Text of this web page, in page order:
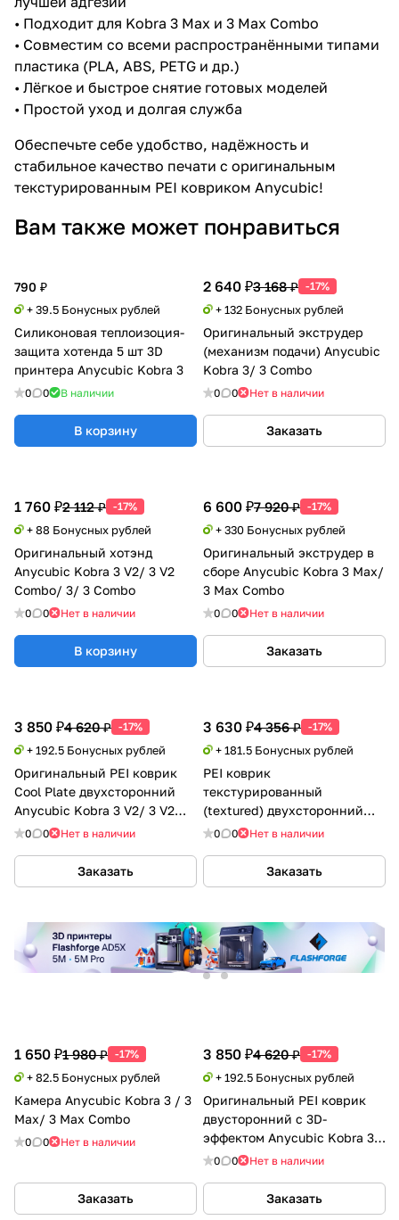
• Подходит для Kobra 3 Max и 3 Max Combo
• Совместим со всеми распространёнными типами
пластика (PLA, ABS, PETG и др.)
• Лёгкое и быстрое снятие готовых моделей
• Простой уход и долгая служба
Обеспечьте себе удобство, надёжность и
стабильное качество печати с оригинальным
текстурированным PEI ковриком Anycubic!
Вам также может понравиться
790 ₽
+ 39.5 Бонусных рублей
Силиконовая теплоизоция-
защита хотенда 5 шт 3D
принтера Anycubic Kobra 3
0 0 В наличии
В корзину
2 640 ₽3 168 ₽ -17%
+ 132 Бонусных рублей
Оригинальный экструдер
(механизм подачи) Anycubic
Kobra 3/ 3 Combo
0 0 Нет в наличии
Заказать
6 600 ₽7 920 ₽ -17%
+ 330 Бонусных рублей
Оригинальный экструдер в
сборе Anycubic Kobra 3 Max/
3 Max Combo
0 0 Нет в наличии
Заказать
3 850 ₽4 620 ₽ -17%
+ 192.5 Бонусных рублей
Оригинальный PEI коврик
Cool Plate двухсторонний
Anycubic Kobra 3 V2/ 3 V2
Combo/ Kobra 3/ 3 Combo
0 0 Нет в наличии
Заказать
3 630 ₽4 356 ₽ -17%
+ 181.5 Бонусных рублей
PEI коврик
текстурированный
(textured) двухсторонний
Anycubic Kobra 3 V2/ 3 V2
0 0 Нет в наличии
Заказать
1 650 ₽1 980 ₽ -17%
+ 82.5 Бонусных рублей
Камера Anycubic Kobra 3 / 3
Max/ 3 Max Combo
0 0 Нет в наличии
Заказать
3 850 ₽4 620 ₽ -17%
+ 192.5 Бонусных рублей
Оригинальный PEI коврик
двусторонний с 3D-
эффектом Anycubic Kobra 3
V2/ 3 V2 Combo/ Kobra 3/ 3
0 0 Нет в наличии
Заказать
1 760 ₽2 112 ₽ -17%
+ 88 Бонусных рублей
Оригинальный хотэнд
Anycubic Kobra 3 V2/ 3 V2
Combo/ 3/ 3 Combo
0 0 Нет в наличии
В корзину